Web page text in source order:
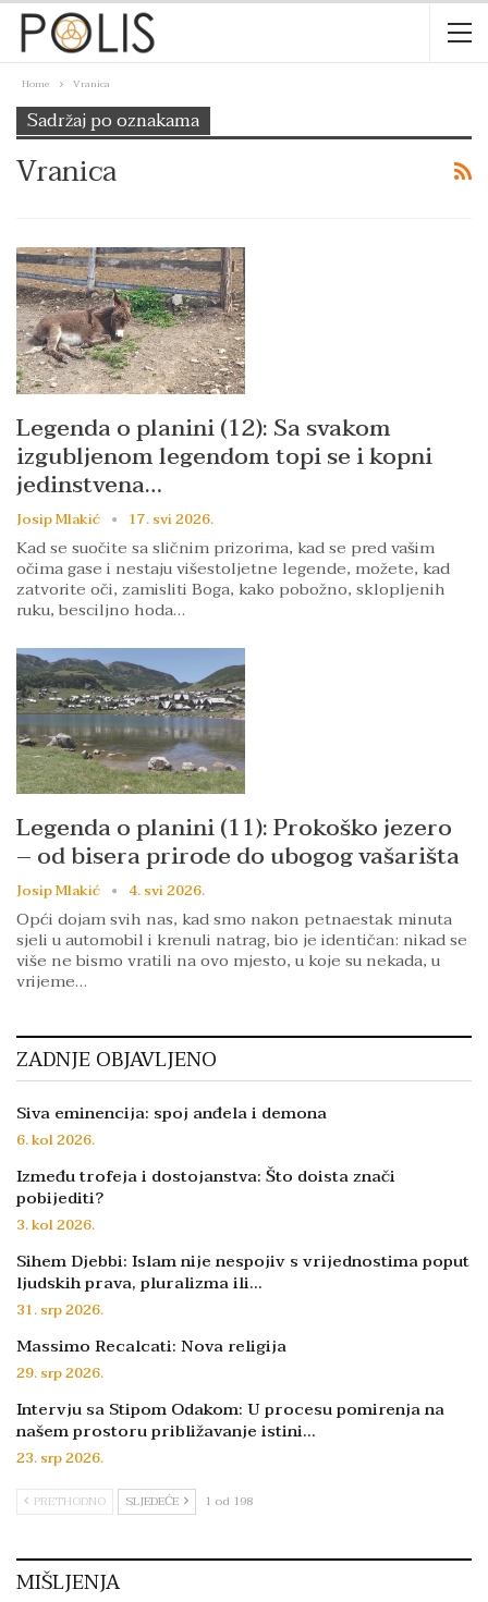
Home Vranica
Sadržaj po oznakama
Vranica
Legenda o planini (12): Sa svakom
izgubljenom legendom topi se i kopni
jedinstvena…
Josip Mlakić 17. svi 2026.
Kad se suočite sa sličnim prizorima, kad se pred vašim
očima gase i nestaju višestoljetne legende, možete, kad
zatvorite oči, zamisliti Boga, kako pobožno, sklopljenih
ruku, besciljno hoda…
Legenda o planini (11): Prokoško jezero
– od bisera prirode do ubogog vašarišta
Josip Mlakić 4. svi 2026.
Opći dojam svih nas, kad smo nakon petnaestak minuta
sjeli u automobil i krenuli natrag, bio je identičan: nikad se
više ne bismo vratili na ovo mjesto, u koje su nekada, u
vrijeme…
ZADNJE OBJAVLJENO
Siva eminencija: spoj anđela i demona
6. kol 2026.
Između trofeja i dostojanstva: Što doista znači
pobijediti?
3. kol 2026.
Sihem Djebbi: Islam nije nespojiv s vrijednostima poput
ljudskih prava, pluralizma ili…
31. srp 2026.
Massimo Recalcati: Nova religija
29. srp 2026.
Intervju sa Stipom Odakom: U procesu pomirenja na
našem prostoru približavanje istini…
23. srp 2026.
PRETHODNO SLJEDEĆE 1 od 198
MIŠLJENJA